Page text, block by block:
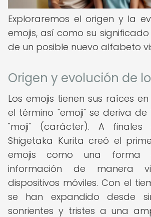
Exploraremos el origen y la
emojis, así como su
de un posible nuevo alfabeto
Origen y evolución de
Los emojis tienen sus raíces
el término "emoji" se deriva
"moji" (carácter). A finales
Shigetaka Kurita creó el
emojis como una forma
información de manera
dispositivos móviles. Con el
se han expandido desde
sonrientes y tristes a una